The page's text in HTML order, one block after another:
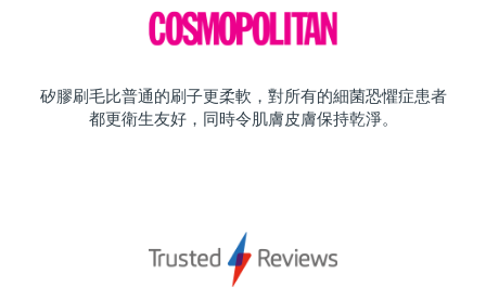
矽膠刷毛比普通的刷子更柔軟，對所有的細菌恐懼症患者
都更衛生友好，同時令肌膚皮膚保持乾淨。